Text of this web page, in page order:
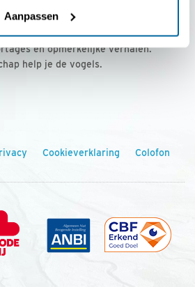
Aanpassenvoor € 36,00 per jaar
voor onze leden, met
en opmerkelijke verhalen.
help je de vogels.
Cookieverklaring Colofon